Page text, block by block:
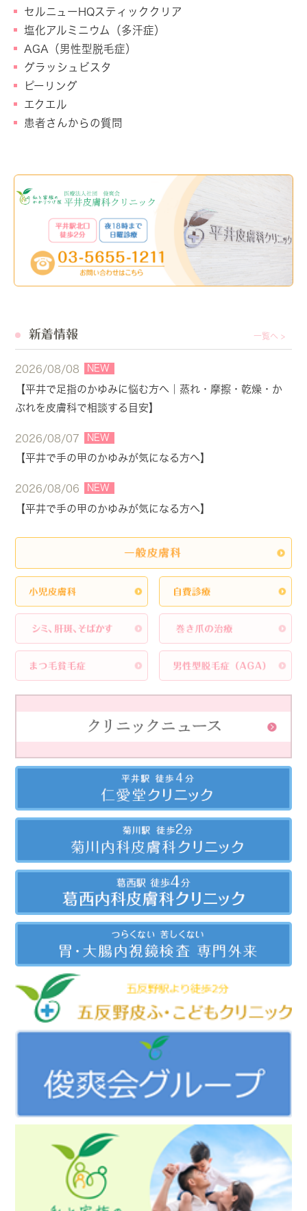
セルニューHQスティッククリア
塩化アルミニウム（多汗症）
AGA（男性型脱毛症）
グラッシュビスタ
ピーリング
エクエル
患者さんからの質問
新着情報 一覧へ >
2026/08/08 NEW
【平井で足指のかゆみに悩む方へ｜蒸れ・摩擦・乾燥・か
ぶれを皮膚科で相談する目安】
2026/08/07 NEW
【平井で手の甲のかゆみが気になる方へ】
2026/08/06 NEW
【平井で手の甲のかゆみが気になる方へ】